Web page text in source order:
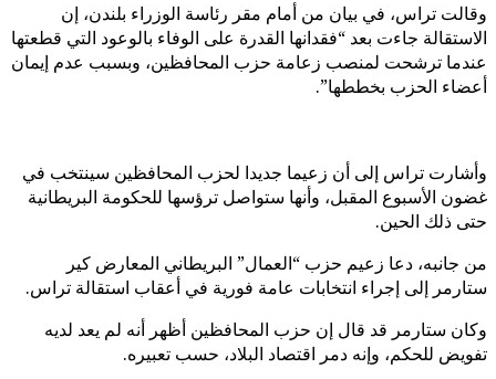
وقالت تراس، في بيان من أمام مقر رئاسة الوزراء بلندن، إن
الاستقالة جاءت بعد “فقدانها القدرة على الوفاء بالوعود التي قطعتها
عندما ترشحت لمنصب زعامة حزب المحافظين، وبسبب عدم إيمان
أعضاء الحزب بخططها”.
وأشارت تراس إلى أن زعيما جديدا لحزب المحافظين سينتخب في
غضون الأسبوع المقبل، وأنها ستواصل ترؤسها للحكومة البريطانية
حتى ذلك الحين.
من جانبه، دعا زعيم حزب “العمال” البريطاني المعارض كير
ستارمر إلى إجراء انتخابات عامة فورية في أعقاب استقالة تراس.
وكان ستارمر قد قال إن حزب المحافظين أظهر أنه لم يعد لديه
تفويض للحكم، وإنه دمر اقتصاد البلاد، حسب تعبيره.